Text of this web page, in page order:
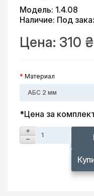
Модель: 1.4.08
Наличие: Под
Цена: 310 ₴
Материал
*Цена за